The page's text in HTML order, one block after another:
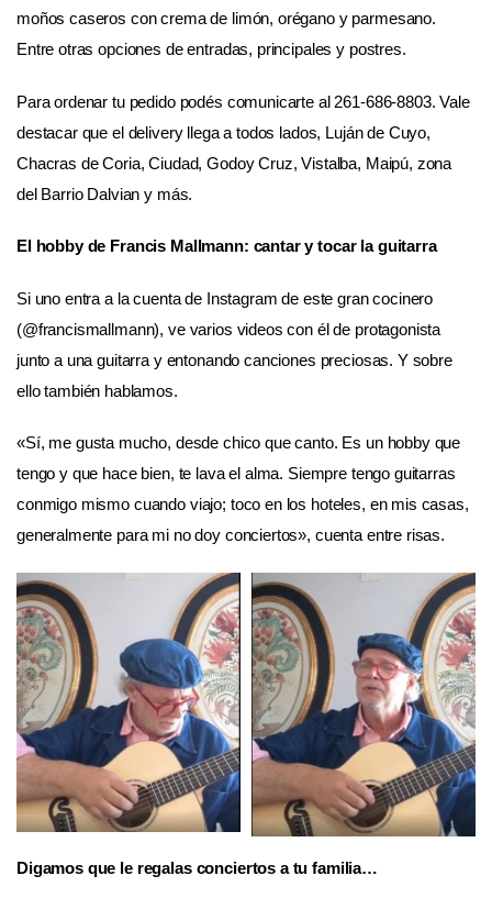
moños caseros con crema de limón, orégano y parmesano.
Entre otras opciones de entradas, principales y postres.
Para ordenar tu pedido podés comunicarte al 261-686-8803. Vale
destacar que el delivery llega a todos lados, Luján de Cuyo,
Chacras de Coria, Ciudad, Godoy Cruz, Vistalba, Maipú, zona
del Barrio Dalvian y más.
El hobby de Francis Mallmann: cantar y tocar la guitarra
Si uno entra a la cuenta de Instagram de este gran cocinero
(@francismallmann), ve varios videos con él de protagonista
junto a una guitarra y entonando canciones preciosas. Y sobre
ello también hablamos.
«Sí, me gusta mucho, desde chico que canto. Es un hobby que
tengo y que hace bien, te lava el alma. Siempre tengo guitarras
conmigo mismo cuando viajo; toco en los hoteles, en mis casas,
generalmente para mi no doy conciertos», cuenta entre risas.
Digamos que le regalas conciertos a tu familia…